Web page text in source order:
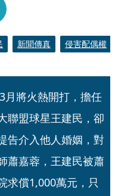
新聞傳真 侵害配偶權
月將火熱開打，擔任
聯盟球星王建民，卻
告介入他人婚姻，對
蕭嘉蓉，王建民被蕭
求償1,000萬元，只